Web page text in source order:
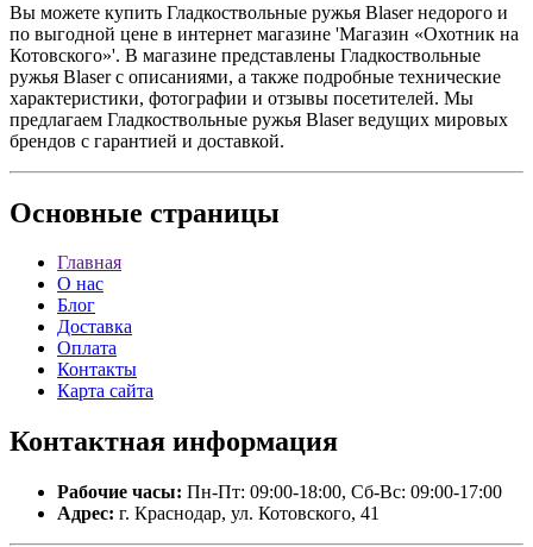
Вы можете купить Гладкоствольные ружья Blaser недорого и
по выгодной цене в интернет магазине 'Магазин «Охотник на
Котовского»'. В магазине представлены Гладкоствольные
ружья Blaser с описаниями, а также подробные технические
характеристики, фотографии и отзывы посетителей. Мы
предлагаем Гладкоствольные ружья Blaser ведущих мировых
брендов с гарантией и доставкой.
Основные страницы
Главная
О нас
Блог
Доставка
Оплата
Контакты
Карта сайта
Контактная информация
Рабочие часы: Пн-Пт: 09:00-18:00, Сб-Вс: 09:00-17:00
Адрес: г. Краснодар, ул. Котовского, 41